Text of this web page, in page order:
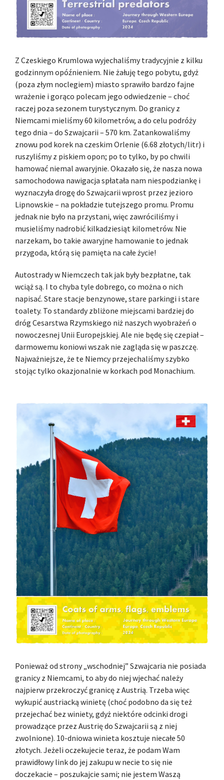
Z Czeskiego Krumlowa wyjechaliśmy tradycyjnie z kilku
godzinnym opóźnieniem. Nie żałuję tego pobytu, gdyż
(poza złym noclegiem) miasto sprawiło bardzo fajne
wrażenie i gorąco polecam jego odwiedzenie – choć
raczej poza sezonem turystycznym. Do granicy z
Niemcami mieliśmy 60 kilometrów, a do celu podróży
tego dnia – do Szwajcarii – 570 km. Zatankowaliśmy
znowu pod korek na czeskim Orlenie (6.68 złotych/litr) i
ruszyliśmy z piskiem opon; po to tylko, by po chwili
hamować niemal awaryjnie. Okazało się, że nasza nowa
samochodowa nawigacja spłatała nam niespodziankę i
wyznaczyła drogę do Szwajcarii wprost przez jezioro
Lipnowskie – na pokładzie tutejszego promu. Promu
jednak nie było na przystani, więc zawróciliśmy i
musieliśmy nadrobić kilkadziesiąt kilometrów. Nie
narzekam, bo takie awaryjne hamowanie to jednak
przygoda, którą się pamięta na całe życie!
Autostrady w Niemczech tak jak były bezpłatne, tak
wciąż są. I to chyba tyle dobrego, co można o nich
napisać. Stare stacje benzynowe, stare parkingi i stare
toalety. To standardy zbliżone miejscami bardziej do
dróg Cesarstwa Rzymskiego niż naszych wyobrażeń o
nowoczesnej Unii Europejskiej. Ale nie będę się czepiał –
darmowemu koniowi wszak nie zagląda się w paszczę.
Najważniejsze, że te Niemcy przejechaliśmy szybko
stojąc tylko okazjonalnie w korkach pod Monachium.
Ponieważ od strony „wschodniej” Szwajcaria nie posiada
granicy z Niemcami, to aby do niej wjechać należy
najpierw przekroczyć granicę z Austrią. Trzeba więc
wykupić austriacką winietę (choć podobno da się też
przejechać bez winiety, gdyż niektóre odcinki drogi
prowadzące przez Austrię do Szwajcarii są z niej
zwolnione). 10-dniowa winieta kosztuje niecałe 50
złotych. Jeżeli oczekujecie teraz, że podam Wam
prawidłowy link do jej zakupu w necie to się nie
doczekacie – poszukajcie sami; nie jestem Waszą